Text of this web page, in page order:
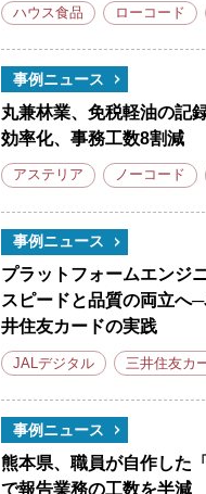
ハウス食品 ローコード
事例ニュース
丸兼林業、免税軽油の記
効率化、事務工数8割減
アステリア ノーコード
事例ニュース
プラットフォームエンジ
スピードと品質の両立へ
井住友カードの実践
JALデジタル 三井住友カ
事例ニュース
熊本県、職員が自作した
で報告業務の工数を半減